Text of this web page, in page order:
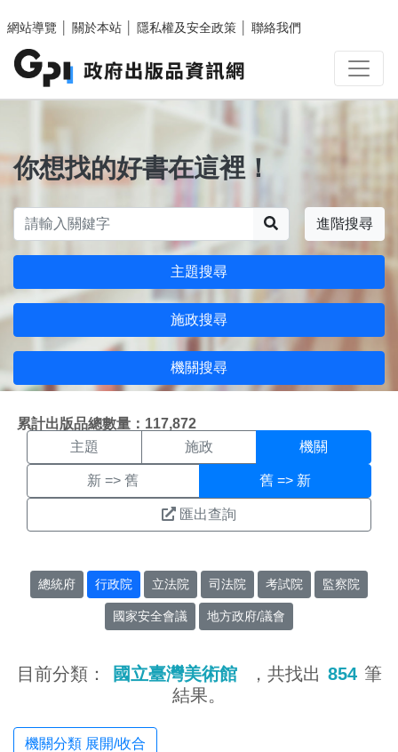
網站導覽
關於本站 隱私權及安全政策 聯絡我們
你想找的好書在這裡！
進階搜尋
主題搜尋
施政搜尋
機關搜尋
累計出版品總數量：117,872
機關搜尋結果頁面
主題 施政 機關
新 => 舊 舊 => 新
匯出查詢
總統府 行政院 立法院 司法院 考試院 監察院
國家安全會議 地方政府/議會
目前分類： 國立臺灣美術館 ，共找出 854 筆
結果。
機關分類 展開/收合